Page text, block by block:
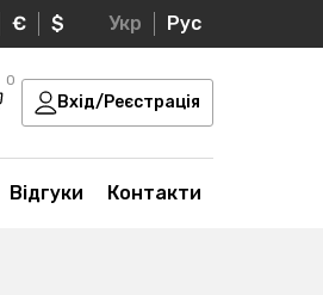
€ $ Укр Рус
0
Вхід/Реєстрація
Відгуки Контакти